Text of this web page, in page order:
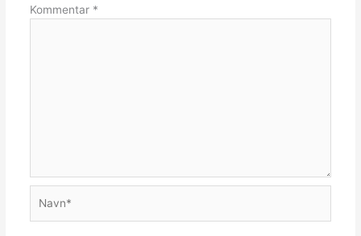
Kommentar *